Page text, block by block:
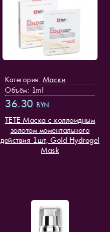
Категория: Маски
Объём: 1ml
36.30 BYN
TETE Маска с коллоидным
золотом моментального
действия 1шт, Gold Hydrogel
Mask